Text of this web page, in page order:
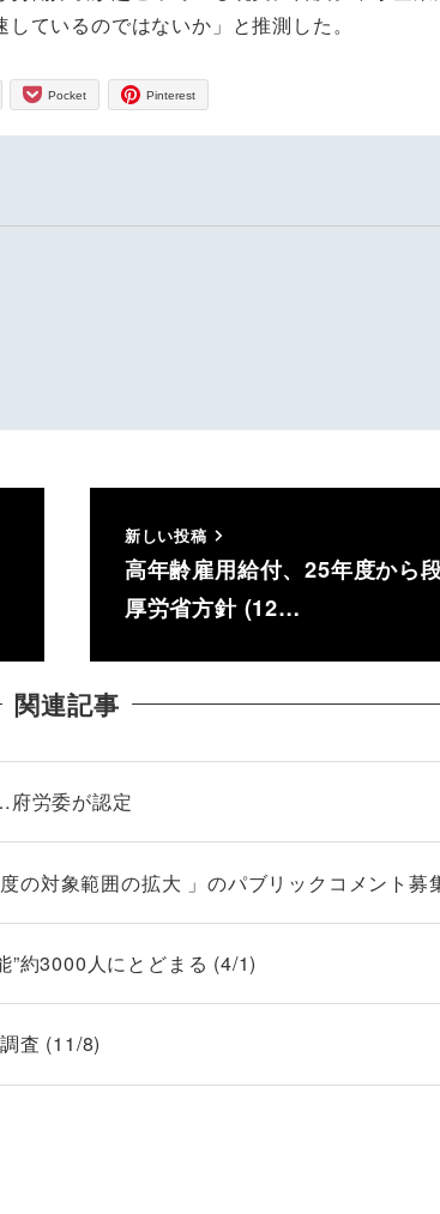
ているのではないか」と推測した。
Pocket Pinterest
新しい投稿
高年齢雇用給付、25年度から
厚労省方針 (12…
関連記事
府労委が認定
の対象範囲の拡大 」のパブリックコメント募
”約3000人にとどまる (4/1)
査 (11/8)